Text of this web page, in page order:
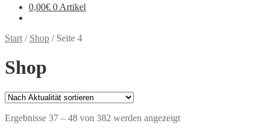
0,00€ 0 Artikel
Start / Shop / Seite 4
Shop
Ergebnisse 37 – 48 von 382 werden angezeigtNach